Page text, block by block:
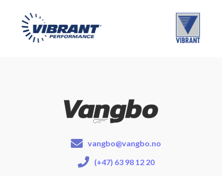
vangbo@vangbo.no
(+47) 63 98 12 20